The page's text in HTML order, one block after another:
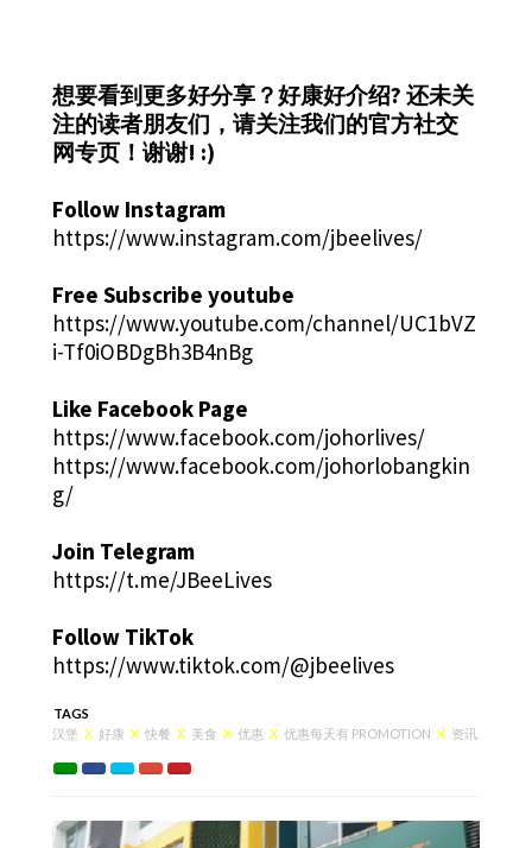
想要看到更多好分享？好康好介绍? 还未关
注的读者朋友们，请关注我们的官方社交
网专页！谢谢! :)
Follow Instagram
https://www.instagram.com/jbeelives/
Free Subscribe youtube
https://www.youtube.com/channel/UC1bVZ
i-Tf0iOBDgBh3B4nBg
Like Facebook Page
https://www.facebook.com/johorlives/
https://www.facebook.com/johorlobangkin
g/
Join Telegram
https://t.me/JBeeLives
Follow TikTok
https://www.tiktok.com/@jbeelives
TAGS
汉堡 X 好康 X 快餐 X 美食 X 优惠 X 优惠每天有 PROMOTION X 资讯